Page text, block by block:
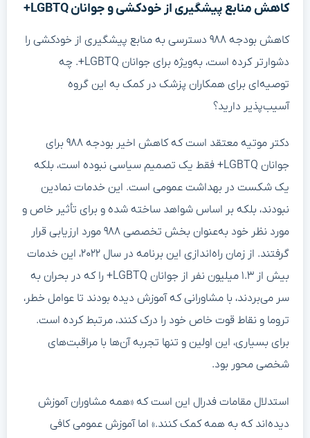
کاهش منابع پیشگیری از خودکشی و جوانان LGBTQ+
کاهش بودجه ۹۸۸ دسترسی به منابع پیشگیری از خودکشی را
دشوارتر کرده است، به‌ویژه برای جوانان LGBTQ+. چه
توصیه‌ای برای همکاران پزشک در کمک به این گروه
آسیب‌پذیر دارید؟
دکتر موتیه معتقد است که کاهش اخیر بودجه ۹۸۸ برای
جوانان LGBTQ+ فقط یک تصمیم سیاسی نبوده است، بلکه
یک شکست در بهداشت عمومی است. این خدمات نمادین
نبودند، بلکه بر اساس شواهد ساخته شده و برای تأثیر خاص و
مورد نظر خود به‌عنوان بخش تخصصی ۹۸۸ مورد ارزیابی قرار
گرفتند. از زمان راه‌اندازی این برنامه در سال ۲۰۲۲، این خدمات
بیش از ۱.۳ میلیون نفر از جوانان LGBTQ+ را که در بحران به
سر می‌بردند، با مشاورانی که آموزش دیده بودند تا عوامل خطر،
تروما و نقاط قوت خاص خود را درک کنند، مرتبط کرده است.
برای بسیاری، این اولین و تنها تجربه آن‌ها با مراقبت‌های
شخصی محور بود.
استدلال مقامات فدرال این است که «همه مشاوران آموزش
دیده‌اند که به همه کمک کنند.» اما آموزش عمومی کافی